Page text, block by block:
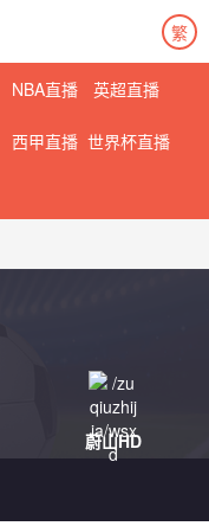
繁
NBA直播 英超直播
西甲直播 世界杯直播
蔚山HD